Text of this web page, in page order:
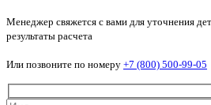
Менеджер свяжется с вами для уточнения
результаты расчета
Или позвоните по номеру +7 (800) 500-99-05